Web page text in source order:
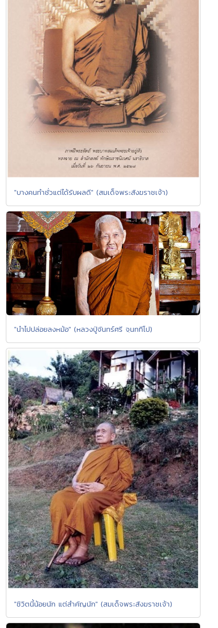
"บางคนทำชั่วแต่ได้รับผลดี" (สมเด็จพระสังฆราชเจ้า)
"นำไปปล่อยลงหม้อ" (หลวงปู่จันทร์ศรี จฺนททีโป)
"ชิวิตนี้น้อยนัก แต่สำคัญนัก" (สมเด็จพระสังฆราชเจ้า)